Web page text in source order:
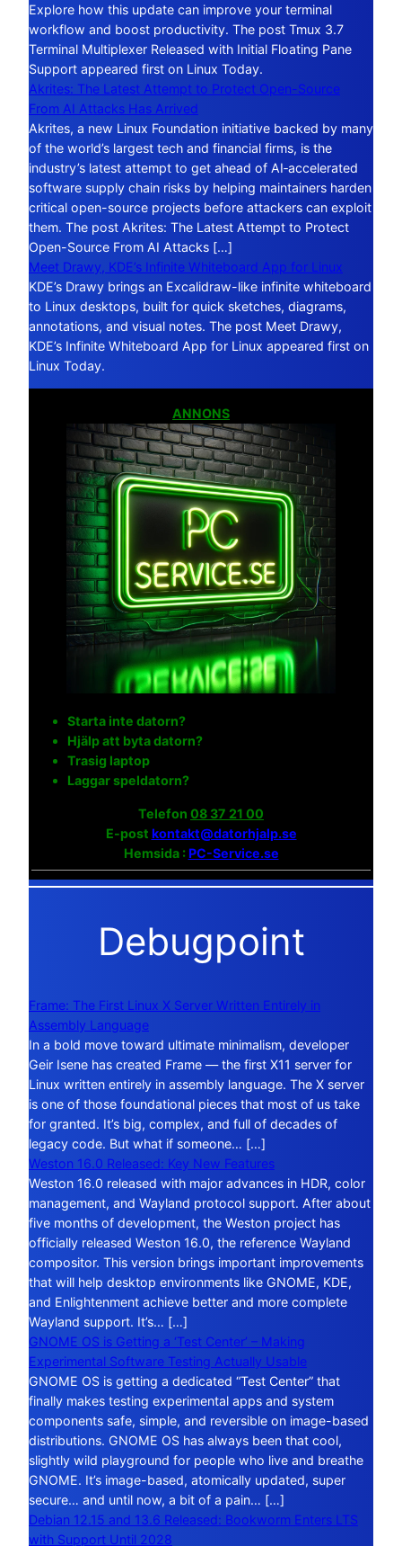
Explore how this update can improve your terminal
workflow and boost productivity. The post Tmux 3.7
Terminal Multiplexer Released with Initial Floating Pane
Support appeared first on Linux Today.
Akrites: The Latest Attempt to Protect Open-Source
From AI Attacks Has Arrived
Akrites, a new Linux Foundation initiative backed by many
of the world’s largest tech and financial firms, is the
industry’s latest attempt to get ahead of AI‑accelerated
software supply chain risks by helping maintainers harden
critical open-source projects before attackers can exploit
them. The post Akrites: The Latest Attempt to Protect
Open-Source From AI Attacks […]
Meet Drawy, KDE’s Infinite Whiteboard App for Linux
KDE’s Drawy brings an Excalidraw-like infinite whiteboard
to Linux desktops, built for quick sketches, diagrams,
annotations, and visual notes. The post Meet Drawy,
KDE’s Infinite Whiteboard App for Linux appeared first on
Linux Today.
ANNONS
Starta inte datorn?
Hjälp att byta datorn?
Trasig laptop
Laggar speldatorn?
Telefon 08 37 21 00
E-post kontakt@datorhjalp.se
Hemsida :PC-Service.se
Debugpoint
Frame: The First Linux X Server Written Entirely in
Assembly Language
In a bold move toward ultimate minimalism, developer
Geir Isene has created Frame — the first X11 server for
Linux written entirely in assembly language. The X server
is one of those foundational pieces that most of us take
for granted. It’s big, complex, and full of decades of
legacy code. But what if someone… […]
Weston 16.0 Released: Key New Features
Weston 16.0 released with major advances in HDR, color
management, and Wayland protocol support. After about
five months of development, the Weston project has
officially released Weston 16.0, the reference Wayland
compositor. This version brings important improvements
that will help desktop environments like GNOME, KDE,
and Enlightenment achieve better and more complete
Wayland support. It’s… […]
GNOME OS is Getting a ‘Test Center’ – Making
Experimental Software Testing Actually Usable
GNOME OS is getting a dedicated “Test Center” that
finally makes testing experimental apps and system
components safe, simple, and reversible on image-based
distributions. GNOME OS has always been that cool,
slightly wild playground for people who live and breathe
GNOME. It’s image-based, atomically updated, super
secure… and until now, a bit of a pain… […]
Debian 12.15 and 13.6 Released: Bookworm Enters LTS
with Support Until 2028